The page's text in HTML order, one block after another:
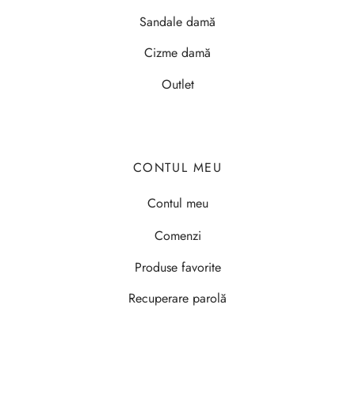
Sandale damă
Cizme damă
Outlet
CONTUL MEU
Contul meu
Comenzi
Produse favorite
Recuperare parolă